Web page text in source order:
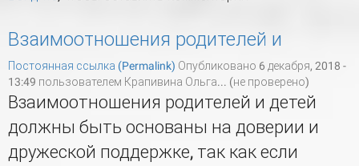
Взаимоотношения родителей и
Постоянная ссылка (Permalink) Опубликовано 6 декабря, 2018 -
13:49 пользователем Крапивина Ольга... (не проверено)
Взаимоотношения родителей и детей
должны быть основаны на доверии и
дружеской поддержке, так как если